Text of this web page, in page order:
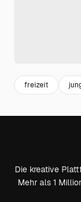
freizeit
Die kreative
Mehr als 1